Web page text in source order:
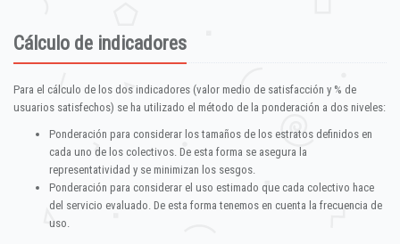
Cálculo de indicadores
Para el cálculo de los dos indicadores (valor medio de satisfacción y % de
usuarios satisfechos) se ha utilizado el método de la ponderación a dos niveles:
Ponderación para considerar los tamaños de los estratos definidos en
cada uno de los colectivos. De esta forma se asegura la
representatividad y se minimizan los sesgos.
Ponderación para considerar el uso estimado que cada colectivo hace
del servicio evaluado. De esta forma tenemos en cuenta la frecuencia de
uso.